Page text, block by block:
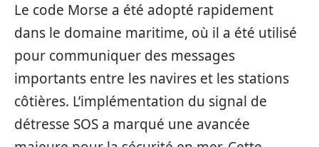
Le code Morse a été adopté rapidement
dans le domaine maritime, où il a été utilisé
pour communiquer des messages
importants entre les navires et les stations
côtières. L’implémentation du signal de
détresse SOS a marqué une avancée